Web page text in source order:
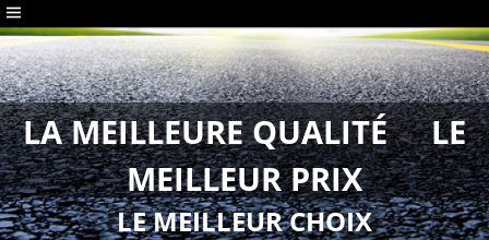
LA MEILLEURE QUALITÉ LE
MEILLEUR PRIX
LE MEILLEUR CHOIX